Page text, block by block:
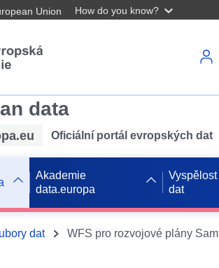
Union How do you know?
data
Oficiální portál evropských dat
Akademie
data.europa
dat
dat WFS pro rozvojové plány